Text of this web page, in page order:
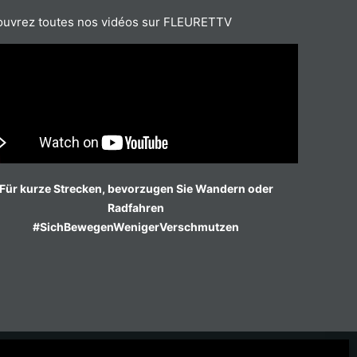
toutes nos vidéos sur FLEURETTV
Für kurze Strecken, bevorzugen Sie Wandern oder
Radfahren
#SichBewegenWenigerVerschmutzen